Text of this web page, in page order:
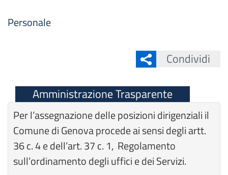
Personale
Condividi
Amministrazione Trasparente
Per l’assegnazione delle posizioni dirigenziali il
Comune di Genova procede ai sensi degli artt.
36 c. 4 e dell’art. 37 c. 1, Regolamento
sull’ordinamento degli uffici e dei Servizi.